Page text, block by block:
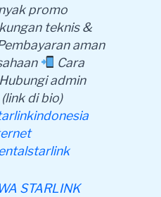
promo
teknis &
aman
Cara
Hubungi admin
di bio)
STARLINK